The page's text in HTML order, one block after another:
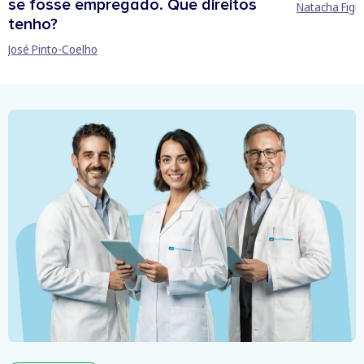
se fosse empregado. Que direitos
tenho?
José Pinto-Coelho
Natacha